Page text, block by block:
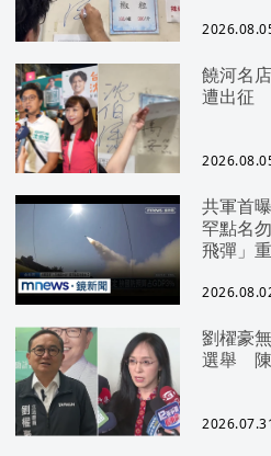
饒河名
遭出征
共軍首
罕點名
飛彈」
劉櫂豪
選舉 陳